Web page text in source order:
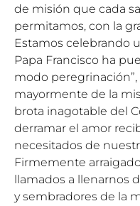
de misión que cada
permitamos, con la
Estamos celebrando
Papa Francisco ha
modo
mayormente de la
brota inagotable del
derramar el amor
necesitados de
Firmemente
llamados a llenarnos
y sembradores de la